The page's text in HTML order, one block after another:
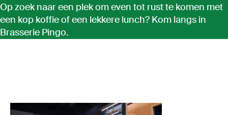
Op zoek naar een plek om even tot rust te komen met
een kop koffie of een lekkere lunch? Kom langs in
Brasserie Pingo.